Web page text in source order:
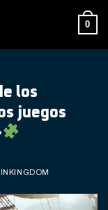
0
los
juegos